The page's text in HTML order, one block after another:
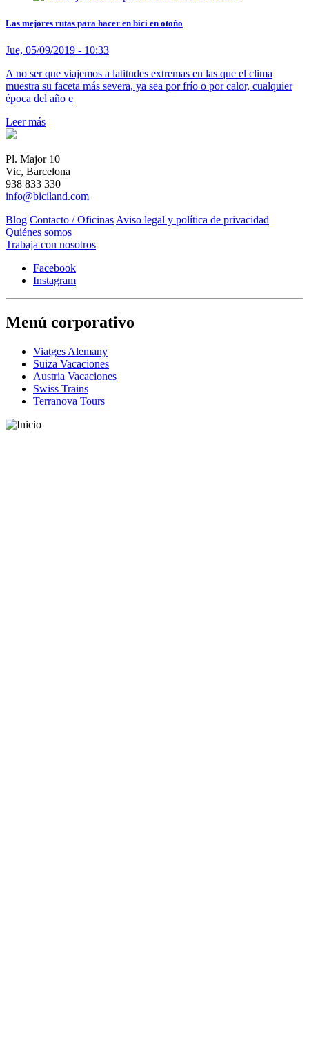
Las mejores rutas para hacer en bici en otoño
Jue, 05/09/2019 - 10:33
A no ser que viajemos a latitudes extremas en las que el clima
muestra su faceta más severa, ya sea por frío o por calor, cualquier
época del año e
Leer más
Pl. Major 10
Vic, Barcelona
938 833 330
info@biciland.com
Blog Contacto / Oficinas Aviso legal y política de privacidad
Quiénes somos
Trabaja con nosotros
Facebook
Instagram
Menú corporativo
Viatges Alemany
Suiza Vacaciones
Austria Vacaciones
Swiss Trains
Terranova Tours